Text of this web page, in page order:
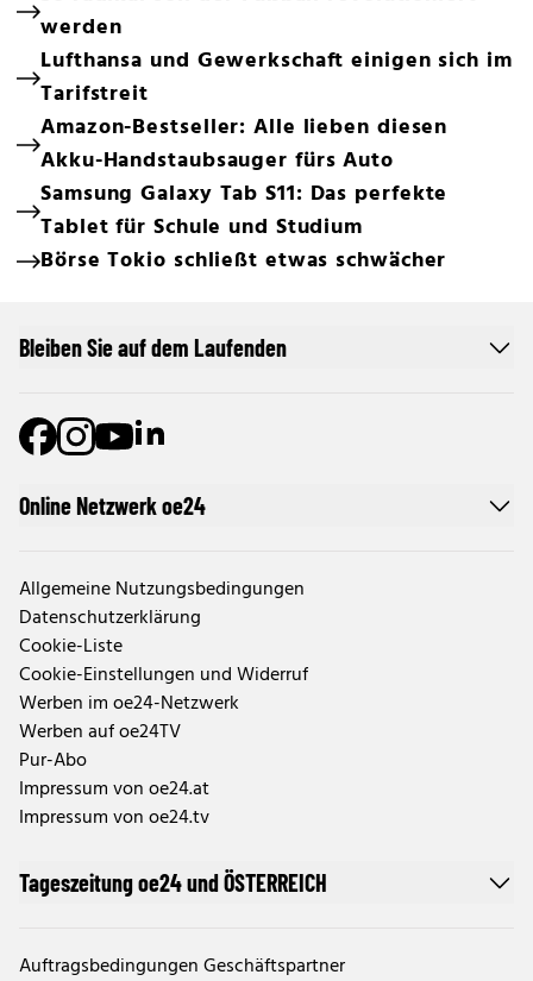
werden
Lufthansa und Gewerkschaft einigen sich im
Tarifstreit
Amazon-Bestseller: Alle lieben diesen
Akku-Handstaubsauger fürs Auto
Samsung Galaxy Tab S11: Das perfekte
Tablet für Schule und Studium
Börse Tokio schließt etwas schwächer
Online Netzwerk oe24
Allgemeine Nutzungsbedingungen
Datenschutzerklärung
Cookie-Liste
Cookie-Einstellungen und Widerruf
Werben im oe24-Netzwerk
Werben auf oe24TV
Pur-Abo
Impressum von oe24.at
Impressum von oe24.tv
Tageszeitung oe24 und ÖSTERREICH
Auftragsbedingungen Geschäftspartner
Bleiben Sie auf dem Laufenden